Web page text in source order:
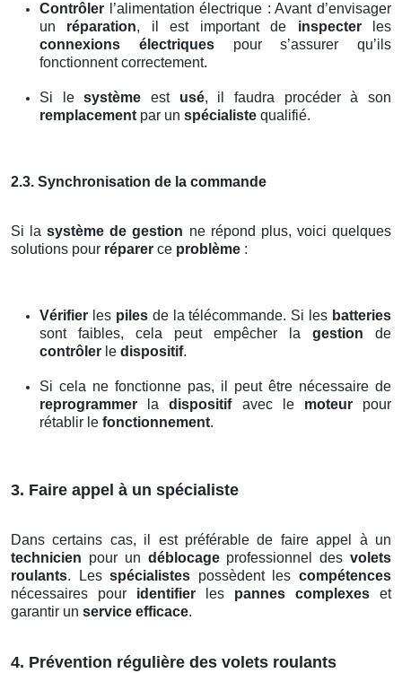
Contrôler l’alimentation électrique : Avant d’envisager
un réparation, il est important de inspecterles
connexions électriquespour s’assurer qu’ils
fonctionnent correctement.
Si lesystème est usé, il faudra procéder à son
remplacement par un spécialiste qualifié.
2.3. Synchronisation de la commande
Si lasystème de gestion ne répond plus, voici quelques
solutions pour réparer ce problème :
Vérifier les pilesde la télécommande. Si les batteries
sont faibles, cela peut empêcher la gestion de
contrôler le dispositif.
Si cela ne fonctionne pas, il peut être nécessaire de
reprogrammer ladispositifavec le moteurpour
rétablir le fonctionnement.
3. Faire appel à un spécialiste
Dans certains cas, il est préférable de faire appel à un
technicien pour un déblocageprofessionnel des volets
roulants. Lesspécialistes possèdent lescompétences
nécessaires pour identifier les pannes complexes et
garantir un service efficace.
4. Prévention régulière des volets roulants